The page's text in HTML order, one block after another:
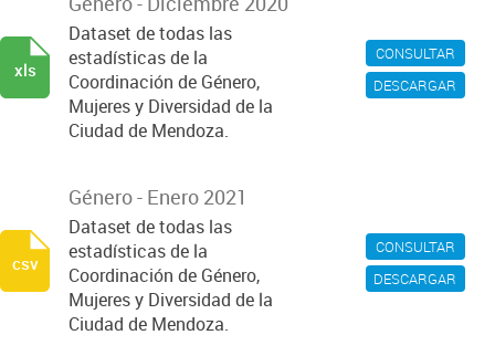
CONSULTAR
DESCARGAR
Dataset de todas las
estadísticas de la
Coordinación de Género,
Mujeres y Diversidad de la
Ciudad de Mendoza.
xls
CONSULTAR
DESCARGAR
Género - Enero 2021
Dataset de todas las
estadísticas de la
Coordinación de Género,
Mujeres y Diversidad de la
Ciudad de Mendoza.
csv